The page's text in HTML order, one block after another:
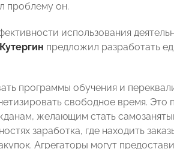
проблему он.
использования
предложил разработать
программы обучения и
свободное время. Это
желающим стать
заработка, где находить
Агрегаторы могут